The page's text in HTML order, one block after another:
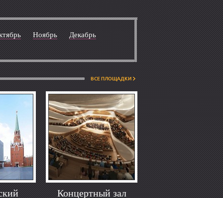
Ноябрь Декабрь
ВСЕ ПЛОЩАДКИ
Концертный зал